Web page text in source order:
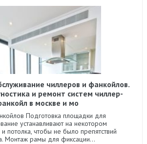
чиллеров и фанкойлов.
и ремонт систем чиллер-
в москве и мо
Подготовка площадки для
устанавливают на некотором
и потолка, чтобы не было препятствий
Монтаж рамы для фиксации...